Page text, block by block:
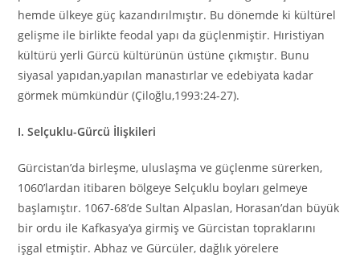
hemde ülkeye güç kazandırılmıştır. Bu dönemde ki kültürel
gelişme ile birlikte feodal yapı da güçlenmiştir. Hıristiyan
kültürü yerli Gürcü kültürünün üstüne çıkmıştır. Bunu
siyasal yapıdan,yapılan manastırlar ve edebiyata kadar
görmek mümkündür (Çiloğlu,1993:24-27).
I. Selçuklu-Gürcü İlişkileri
Gürcistan’da birleşme, uluslaşma ve güçlenme sürerken,
1060’lardan itibaren bölgeye Selçuklu boyları gelmeye
başlamıştır. 1067-68’de Sultan Alpaslan, Horasan’dan büyük
bir ordu ile Kafkasya’ya girmiş ve Gürcistan topraklarını
işgal etmiştir. Abhaz ve Gürcüler, dağlık yörelere